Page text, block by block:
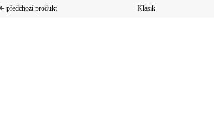
předchozí produkt Klasik